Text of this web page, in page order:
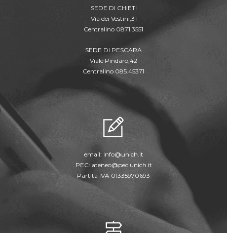
SEDE DI CHIETI
Via dei Vestini,31
Centralino 0871.3551
SEDE DI PESCARA
Viale Pindaro,42
Centralino 085.45371
email: info@unich.it
PEC: ateneo@pec.unich.it
Partita IVA 01335970693